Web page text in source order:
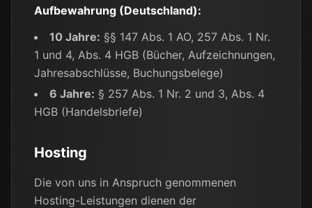
Aufbewahrung (Deutschland):
10 Jahre: §§ 147 Abs. 1 AO, 257 Abs. 1 Nr.
1 und 4, Abs. 4 HGB (Bücher, Aufzeichnungen,
Jahresabschlüsse, Buchungsbelege)
6 Jahre: § 257 Abs. 1 Nr. 2 und 3, Abs. 4
HGB (Handelsbriefe)
Hosting
Die von uns in Anspruch genommenen
Hosting-Leistungen dienen der